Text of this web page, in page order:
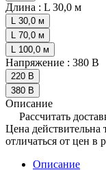
Длина : L 30,0 м
L 30,0 м
L 70,0 м
L 100,0 м
Напряжение : 380 В
220 В
380 В
Описание
Рассчитать
Цена действительна
отличаться от цен в
Описание